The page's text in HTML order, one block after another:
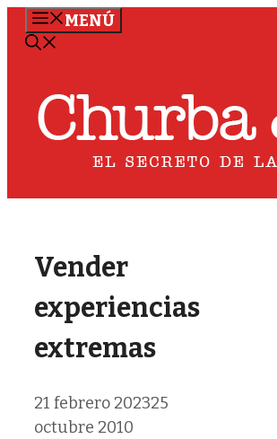
Saltar
MENÚ
Vender
experiencias
extremas
21 febrero 202325
octubre 2010